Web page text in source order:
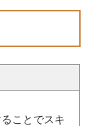
ことでスキ